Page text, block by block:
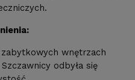
wnętrzach
odbyła się